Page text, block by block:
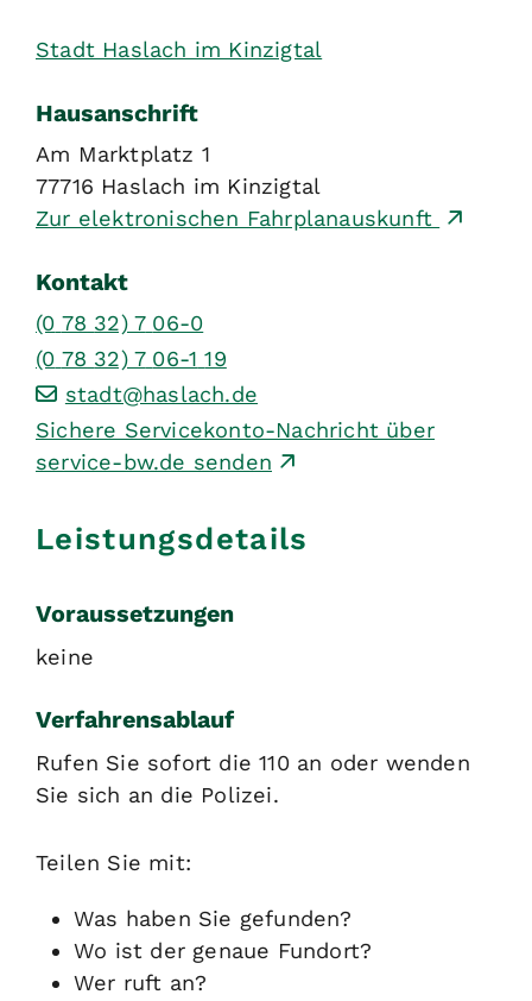
Stadt Haslach im Kinzigtal
Hausanschrift
Am Marktplatz 1
77716 Haslach im Kinzigtal
Zur elektronischen Fahrplanauskunft
Kontakt
(0 78 32) 7 06-0
(0 78 32) 7 06-1 19
stadt@haslach.de
Sichere Servicekonto-Nachricht über
service-bw.de senden
Leistungsdetails
Voraussetzungen
keine
Verfahrensablauf
Rufen Sie sofort die 110 an oder wenden
Sie sich an die Polizei.
Teilen Sie mit:
Was haben Sie gefunden?
Wo ist der genaue Fundort?
Wer ruft an?